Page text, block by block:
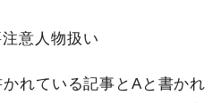
意人物扱い
れている記事とAと書かれ